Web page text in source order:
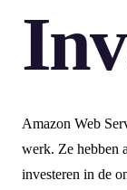
Amazon Web
werk. Ze hebben
investeren in de